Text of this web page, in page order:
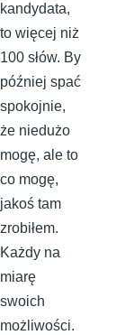
kandydata,
to więcej niż
100 słów. By
później spać
spokojnie,
że niedużo
mogę, ale to
co mogę,
jakoś tam
zrobiłem.
Każdy na
miarę
swoich
możliwości.